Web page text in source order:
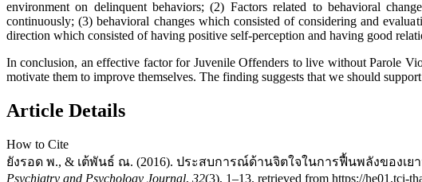
environment on delinquent behaviors; (2) Factors related to behavioral
continuously; (3) behavioral changes which consisted of considering and
direction which consisted of having positive self-perception and having good
In conclusion, an effective factor for Juvenile Offenders to live without Parole
motivate them to improve themselves. The finding suggests that we should
Article Details
How to Cite
ยังรอด พ., & เต้พันธ์ ณ. (2016). ประสบการณ์ด้านจิตใจในการฟื้นพลังของเยาวช
Psychiatry and Psychology Journal, 32(3), 1–13. retrieved from https://he01.tci-